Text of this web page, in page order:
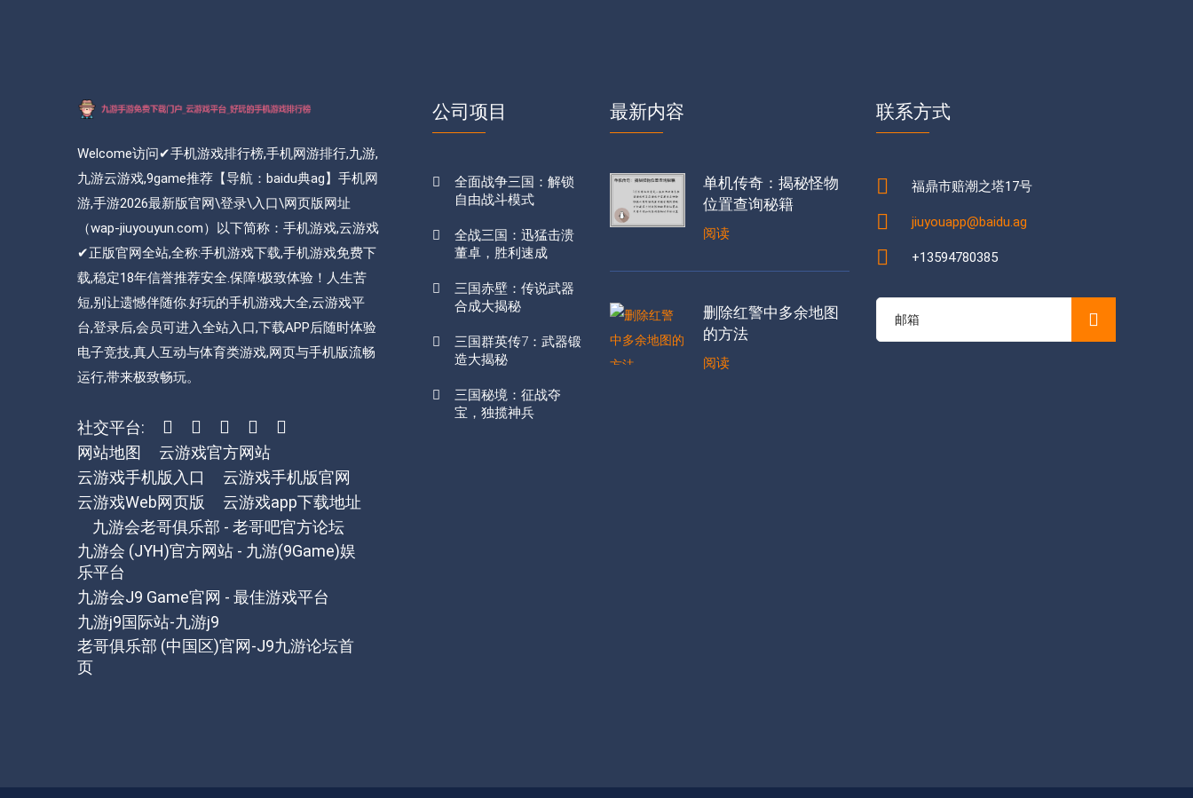
Welcome访问✔手机游戏排行榜,手机网游排行,九游,
九游云游戏,9game推荐【导航：baidu典ag】手机网
游,手游2026最新版官网\登录\入口\网页版网址
（wap-jiuyouyun.com）以下简称：手机游戏,云游戏
✔正版官网全站,全称:手机游戏下载,手机游戏免费下
载,稳定18年信誉推荐安全.保障!极致体验！人生苦
短,别让遗憾伴随你.好玩的手机游戏大全,云游戏平
台,登录后,会员可进入全站入口,下载APP后随时体验
电子竞技,真人互动与体育类游戏,网页与手机版流畅
运行,带来极致畅玩。
社交平台:
网站地图
云游戏官方网站
云游戏手机版入口
云游戏手机版官网
云游戏Web网页版
云游戏app下载地址
九游会老哥俱乐部 - 老哥吧官方论坛
九游会 (JYH)官方网站 - 九游(9Game)娱
乐平台
九游会J9 Game官网 - 最佳游戏平台
九游j9国际站-九游j9
老哥俱乐部 (中国区)官网-J9九游论坛首
页
公司项目
全面战争三国：解锁
自由战斗模式
全战三国：迅猛击溃
董卓，胜利速成
三国赤壁：传说武器
合成大揭秘
三国群英传7：武器锻
造大揭秘
三国秘境：征战夺
宝，独揽神兵
最新内容
单机传奇：揭秘怪物
位置查询秘籍
阅读
删除红警中多余地图
的方法
阅读
联系方式
福鼎市赔潮之塔17号
jiuyouapp@baidu.ag
+13594780385